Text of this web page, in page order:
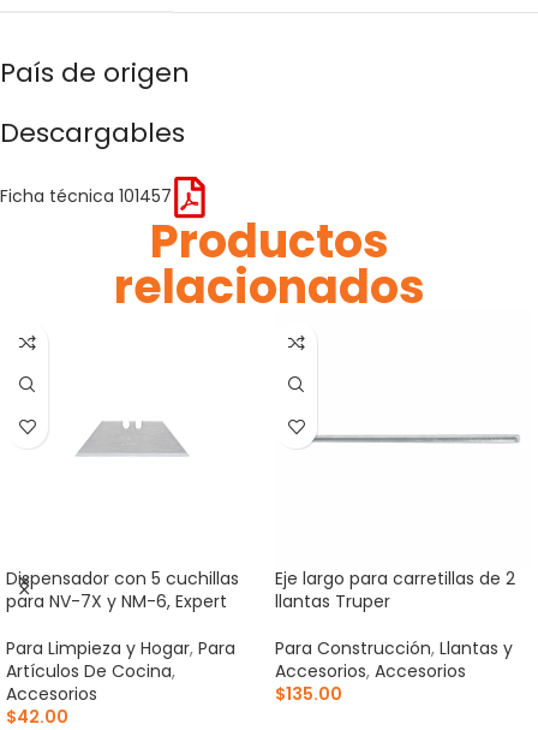
País de origen
Descargables
Ficha técnica 101457
Productos
relacionados
Dispensador con 5 cuchillas
para NV-7X y NM-6, Expert
Para Limpieza y Hogar, Para
Artículos De Cocina,
Accesorios
$42.00
Eje largo para carretillas de 2
llantas Truper
Para Construcción, Llantas y
Accesorios, Accesorios
$135.00